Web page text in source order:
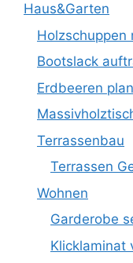
Haus&Garten
Holzschuppen
Bootslack
Erdbeeren
Terrassenbau
Terrassen
Wohnen
Garderobe
Klicklaminat